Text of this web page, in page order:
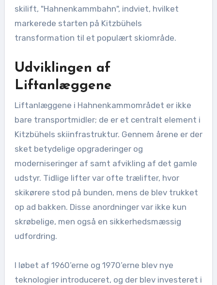
skilift, "Hahnenkammbahn", indviet, hvilket
markerede starten på Kitzbühels
transformation til et populært skiområde.
Udviklingen af
Liftanlæggene
Liftanlæggene i Hahnenkammområdet er ikke
bare transportmidler; de er et centralt element i
Kitzbühels skiinfrastruktur. Gennem årene er der
sket betydelige opgraderinger og
moderniseringer af samt afvikling af det gamle
udstyr. Tidlige lifter var ofte trælifter, hvor
skikørere stod på bunden, mens de blev trukket
op ad bakken. Disse anordninger var ikke kun
skrøbelige, men også en sikkerhedsmæssig
udfordring.
I løbet af 1960’erne og 1970’erne blev nye
teknologier introduceret, og der blev investeret i